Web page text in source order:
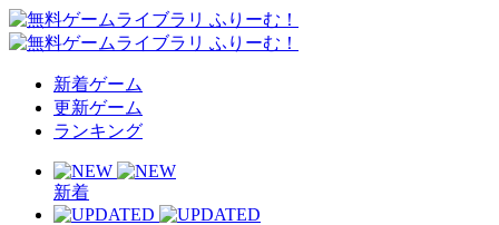
新着ゲーム
更新ゲーム
ランキング
新着